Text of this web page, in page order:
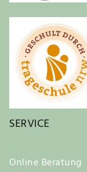
SERVICE
Online Beratung